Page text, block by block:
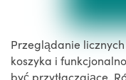
Przeglądanie
koszyka i
być przytłaczające.